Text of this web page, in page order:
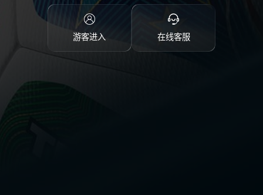
游客进入 在线客服